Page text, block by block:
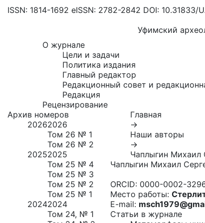
ISSN: 1814-1692 eISSN: 2782-2842 DOI: 10.31833/
Уфимский
О журнале
Цели и задачи
Политика издания
Главный редактор
Редакционный совет и
Редакция
Рецензирование
Архив номеров
20262026
Том 26 № 1
Том 26 № 2
20252025
Том 25 № 4
Том 25 № 3
Том 25 № 2
Том 25 № 1
20242024
Том 24, № 1
Главная
→
Наши авторы
→
Чаплыгин Михаил
Чаплыгин Михаил
ORCID: 0000-0002-
Место работы:
E-mail:
Статьи в журнале